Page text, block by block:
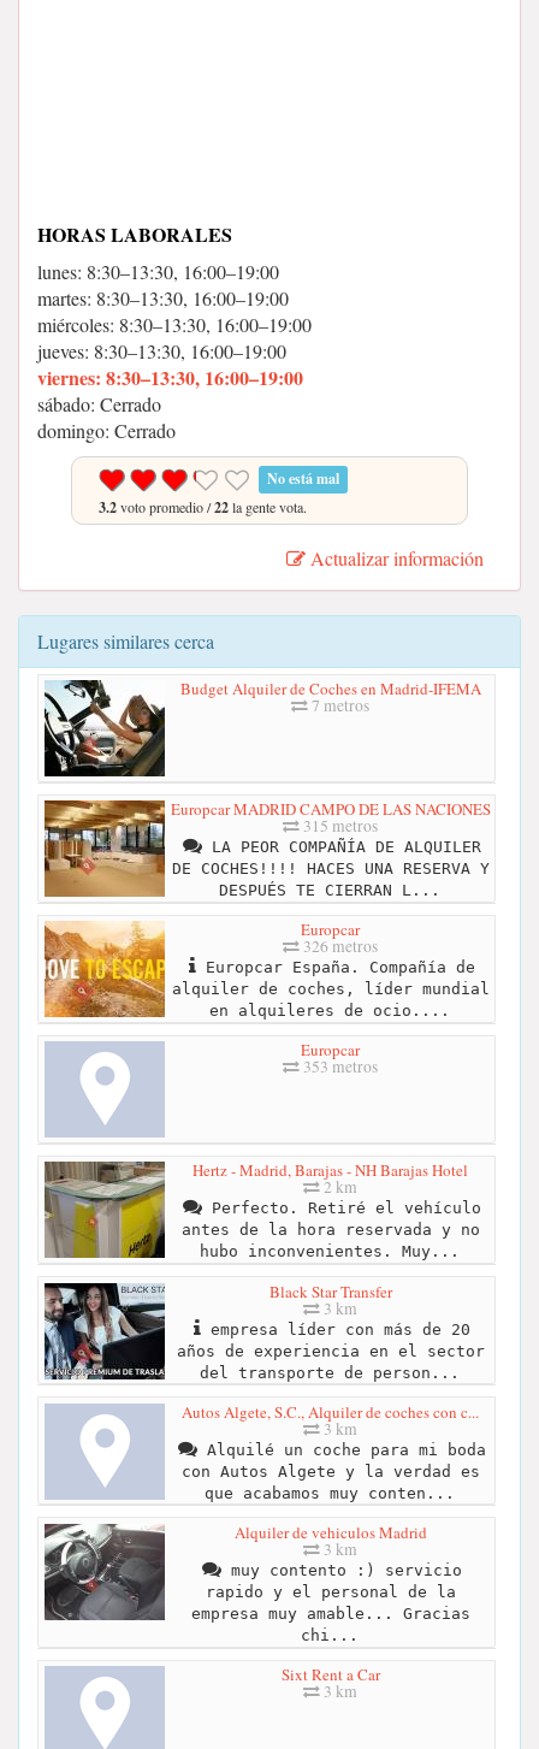
HORAS LABORALES
lunes: 8:30–13:30, 16:00–19:00
martes: 8:30–13:30, 16:00–19:00
miércoles: 8:30–13:30, 16:00–19:00
jueves: 8:30–13:30, 16:00–19:00
viernes: 8:30–13:30, 16:00–19:00
sábado: Cerrado
domingo: Cerrado
No está mal
3.2voto promedio /22la gente vota.
Actualizar información
Lugares similares cerca
Budget Alquiler de Coches en Madrid-IFEMA
7 metros
Europcar MADRID CAMPO DE LAS NACIONES
315 metros
LA PEOR COMPAÑÍA DE ALQUILER
DE COCHES!!!! HACES UNA RESERVA Y
DESPUÉS TE CIERRAN L...
Europcar
326 metros
Europcar España. Compañía de
alquiler de coches, líder mundial
en alquileres de ocio....
Europcar
353 metros
Hertz - Madrid, Barajas - NH Barajas Hotel
2 km
Perfecto. Retiré el vehículo
antes de la hora reservada y no
hubo inconvenientes. Muy...
Black Star Transfer
3 km
empresa líder con más de 20
años de experiencia en el sector
del transporte de person...
Autos Algete, S.C., Alquiler de coches con c...
3 km
Alquilé un coche para mi boda
con Autos Algete y la verdad es
que acabamos muy conten...
Alquiler de vehiculos Madrid
3 km
muy contento :) servicio
rapido y el personal de la
empresa muy amable... Gracias
chi...
Sixt Rent a Car
3 km